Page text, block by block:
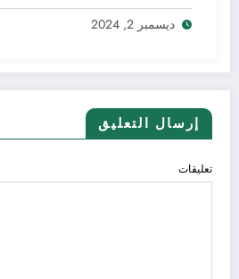
ديسمبر 2, 2024
إرسال التعليق
تعليقات